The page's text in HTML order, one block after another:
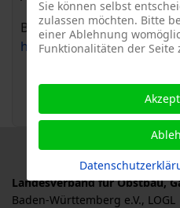
Buchungslink:
https://
Landesverband für Obstbau,
Baden-Württemberg e.V., LOGL
Sie können selbst
zulassen möchten. Bitte
einer Ablehnung
Funktionalitäten der